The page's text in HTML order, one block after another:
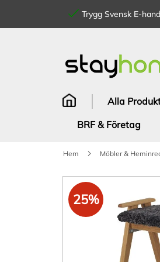
Trygg Svensk E-
innehållet
Alla
BRF & Företag
Hem Möbler &
Hoppa
till
slutet
25%